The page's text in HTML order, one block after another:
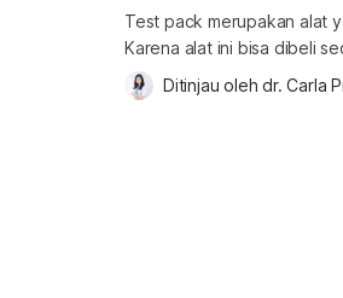
Test pack merupakan alat
Karena alat ini bisa dibeli
perlu memahami cara
yang akurat. Simak cara
Ditinjau oleh dr. Carla